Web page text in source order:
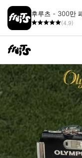
후루츠 - 300만
(4.9)